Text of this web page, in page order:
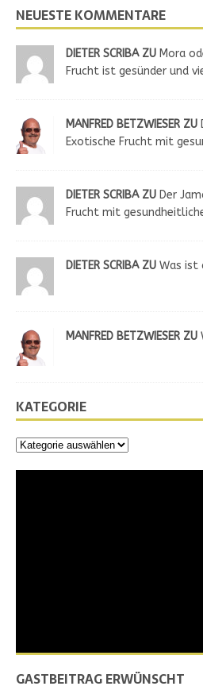
NEUESTE KOMMENTARE
DIETER SCRIBA ZU Mora
Frucht ist gesünder und
MANFRED BETZWIESER ZU
Exotische Frucht mit
DIETER SCRIBA ZU Der
Frucht mit
DIETER SCRIBA ZU Was ist
MANFRED BETZWIESER ZU
KATEGORIE
GASTBEITRAG ERWÜNSCHT